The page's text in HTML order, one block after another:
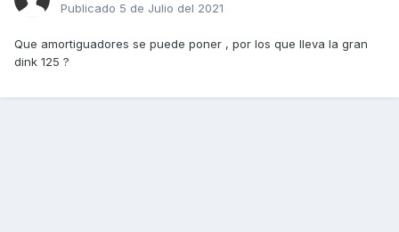
Publicado 5 de Julio del 2021
Que amortiguadores se puede poner , por los que lleva la gran
dink 125 ?